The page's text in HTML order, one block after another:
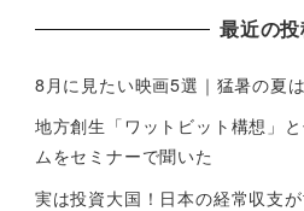
最近の
8月に見たい映画5選｜猛暑の夏
地方創生「ワットビット構想」
ムをセミナーで聞いた
実は投資大国！日本の経常収支